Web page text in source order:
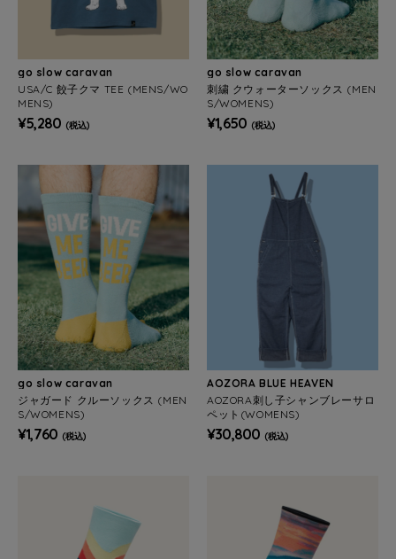
go slow caravan
USA/C 餃子クマ TEE (MENS/WO
MENS)
¥5,280 (税込)
go slow caravan
刺繍 クウォーターソックス (MEN
S/WOMENS)
¥1,650 (税込)
go slow caravan
ジャガード クルーソックス (MEN
S/WOMENS)
¥1,760 (税込)
AOZORA BLUE HEAVEN
AOZORA刺し子シャンブレーサロ
ペット(WOMENS)
¥30,800 (税込)